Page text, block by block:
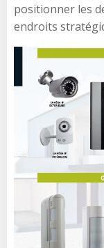
positionner les
endroits